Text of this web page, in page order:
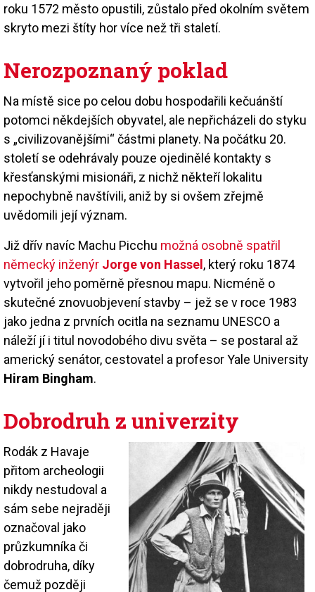
roku 1572 město opustili, zůstalo před okolním světem
skryto mezi štíty hor více než tři staletí.
Nerozpoznaný poklad
Na místě sice po celou dobu hospodařili kečuánští
potomci někdejších obyvatel, ale nepřicházeli do styku
s „civilizovanějšími“ částmi planety. Na počátku 20.
století se odehrávaly pouze ojedinělé kontakty s
křesťanskými misionáři, z nichž někteří lokalitu
nepochybně navštívili, aniž by si ovšem zřejmě
uvědomili její význam.
Již dřív navíc Machu Picchu možná osobně spatřil
německý inženýr Jorge von Hassel, který roku 1874
vytvořil jeho poměrně přesnou mapu. Nicméně o
skutečné znovuobjevení stavby – jež se v roce 1983
jako jedna z prvních ocitla na seznamu UNESCO a
náleží jí i titul novodobého divu světa – se postaral až
americký senátor, cestovatel a profesor Yale University
Hiram Bingham.
Dobrodruh z univerzity
Rodák z Havaje
přitom archeologii
nikdy nestudoval a
sám sebe nejraději
označoval jako
průzkumníka či
dobrodruha, díky
čemuž později